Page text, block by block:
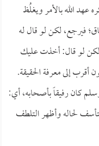
الله بالأمر ويغلُظ
فيرجع، لكن لو قال له
لكن لو قال: أخذت عليك
أقرب إلى معرفة الحقيقة.
كان رفيقاً بأصحابه، أي:
لحاله وأظهر التلطف